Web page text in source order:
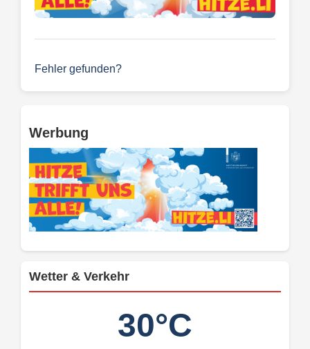
Fehler gefunden?
Werbung
Wetter & Verkehr
30°C